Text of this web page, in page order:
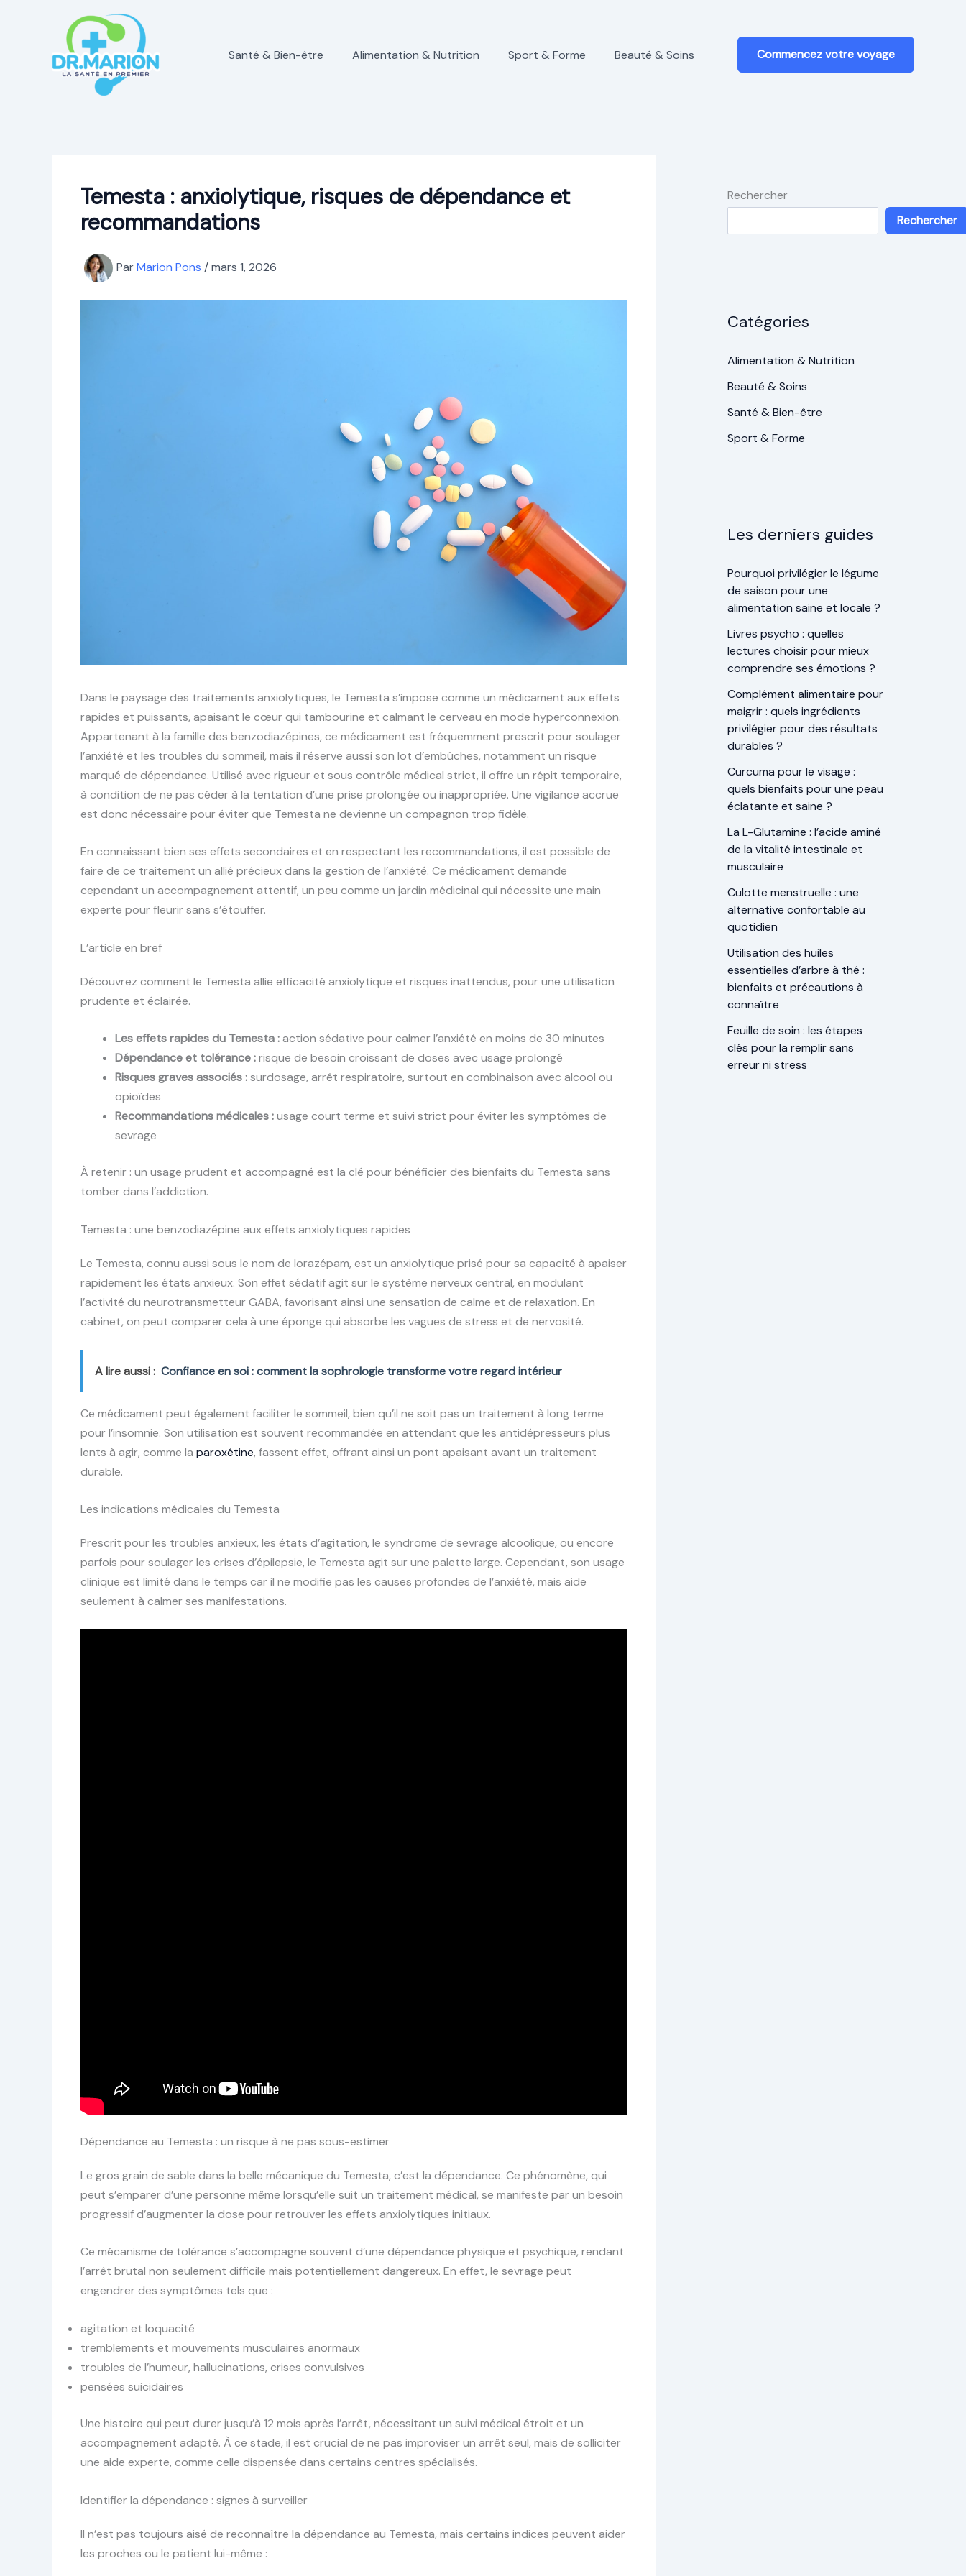
Santé & Bien-être Alimentation & Nutrition Sport & Forme Beauté & Soins Commencez votre voyage
Temesta : anxiolytique, risques de dépendance et
recommandations
ParMarion Pons /mars 1, 2026
Dans le paysage des traitements anxiolytiques, le Temesta s’impose comme un médicament aux effets
rapides et puissants, apaisant le cœur qui tambourine et calmant le cerveau en mode hyperconnexion.
Appartenant à la famille des benzodiazépines, ce médicament est fréquemment prescrit pour soulager
l’anxiété et les troubles du sommeil, mais il réserve aussi son lot d’embûches, notamment un risque
marqué de dépendance. Utilisé avec rigueur et sous contrôle médical strict, il offre un répit temporaire,
à condition de ne pas céder à la tentation d’une prise prolongée ou inappropriée. Une vigilance accrue
est donc nécessaire pour éviter que Temesta ne devienne un compagnon trop fidèle.
En connaissant bien ses effets secondaires et en respectant les recommandations, il est possible de
faire de ce traitement un allié précieux dans la gestion de l’anxiété. Ce médicament demande
cependant un accompagnement attentif, un peu comme un jardin médicinal qui nécessite une main
experte pour fleurir sans s’étouffer.
L’article en bref
Découvrez comment le Temesta allie efficacité anxiolytique et risques inattendus, pour une utilisation
prudente et éclairée.
Les effets rapides du Temesta :action sédative pour calmer l’anxiété en moins de 30 minutes
Dépendance et tolérance :risque de besoin croissant de doses avec usage prolongé
Risques graves associés :surdosage, arrêt respiratoire, surtout en combinaison avec alcool ou
opioïdes
Recommandations médicales :usage court terme et suivi strict pour éviter les symptômes de
sevrage
À retenir : un usage prudent et accompagné est la clé pour bénéficier des bienfaits du Temesta sans
tomber dans l’addiction.
Temesta : une benzodiazépine aux effets anxiolytiques rapides
Le Temesta, connu aussi sous le nom de lorazépam, est un anxiolytique prisé pour sa capacité à apaiser
rapidement les états anxieux. Son effet sédatif agit sur le système nerveux central, en modulant
l’activité du neurotransmetteur GABA, favorisant ainsi une sensation de calme et de relaxation. En
cabinet, on peut comparer cela à une éponge qui absorbe les vagues de stress et de nervosité.
A lire aussi : Confiance en soi : comment la sophrologie transforme votre regard intérieur
Ce médicament peut également faciliter le sommeil, bien qu’il ne soit pas un traitement à long terme
pour l’insomnie. Son utilisation est souvent recommandée en attendant que les antidépresseurs plus
lents à agir, comme la paroxétine, fassent effet, offrant ainsi un pont apaisant avant un traitement
durable.
Les indications médicales du Temesta
Prescrit pour les troubles anxieux, les états d’agitation, le syndrome de sevrage alcoolique, ou encore
parfois pour soulager les crises d’épilepsie, le Temesta agit sur une palette large. Cependant, son usage
clinique est limité dans le temps car il ne modifie pas les causes profondes de l’anxiété, mais aide
seulement à calmer ses manifestations.
Dépendance au Temesta : un risque à ne pas sous-estimer
Le gros grain de sable dans la belle mécanique du Temesta, c’est la dépendance. Ce phénomène, qui
peut s’emparer d’une personne même lorsqu’elle suit un traitement médical, se manifeste par un besoin
progressif d’augmenter la dose pour retrouver les effets anxiolytiques initiaux.
Ce mécanisme de tolérance s’accompagne souvent d’une dépendance physique et psychique, rendant
l’arrêt brutal non seulement difficile mais potentiellement dangereux. En effet, le sevrage peut
engendrer des symptômes tels que :
agitation et loquacité
tremblements et mouvements musculaires anormaux
troubles de l’humeur, hallucinations, crises convulsives
pensées suicidaires
Une histoire qui peut durer jusqu’à 12 mois après l’arrêt, nécessitant un suivi médical étroit et un
accompagnement adapté. À ce stade, il est crucial de ne pas improviser un arrêt seul, mais de solliciter
une aide experte, comme celle dispensée dans certains centres spécialisés.
Identifier la dépendance : signes à surveiller
Il n’est pas toujours aisé de reconnaître la dépendance au Temesta, mais certains indices peuvent aider
les proches ou le patient lui-même :
Rechercher
Rechercher
Catégories
Alimentation & Nutrition
Beauté & Soins
Santé & Bien-être
Sport & Forme
Les derniers guides
Pourquoi privilégier le légume
de saison pour une
alimentation saine et locale ?
Livres psycho : quelles
lectures choisir pour mieux
comprendre ses émotions ?
Complément alimentaire pour
maigrir : quels ingrédients
privilégier pour des résultats
durables ?
Curcuma pour le visage :
quels bienfaits pour une peau
éclatante et saine ?
La L-Glutamine : l’acide aminé
de la vitalité intestinale et
musculaire
Culotte menstruelle : une
alternative confortable au
quotidien
Utilisation des huiles
essentielles d’arbre à thé :
bienfaits et précautions à
connaître
Feuille de soin : les étapes
clés pour la remplir sans
erreur ni stress